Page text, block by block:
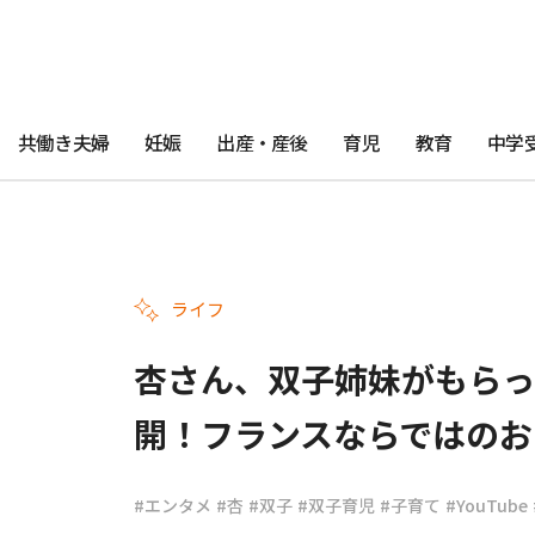
共働き夫婦 妊娠 出産・産後 育児 教育 中学
ライフ
杏さん、双子姉妹がもら
開！フランスならではの
#エンタメ #杏 #双子 #双子育児 #子育て #YouTube